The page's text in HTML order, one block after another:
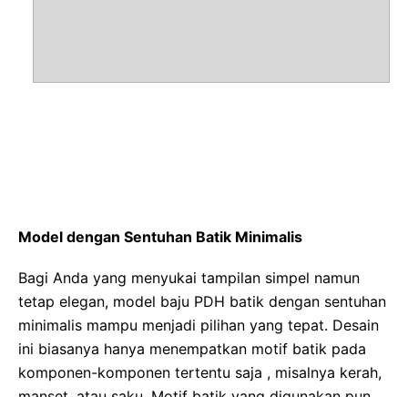
Model dengan Sentuhan Batik Minimalis
Bagi Anda yang menyukai tampilan simpel namun
tetap elegan, model baju PDH batik dengan sentuhan
minimalis mampu menjadi pilihan yang tepat. Desain
ini biasanya hanya menempatkan motif batik pada
komponen-komponen tertentu saja , misalnya kerah,